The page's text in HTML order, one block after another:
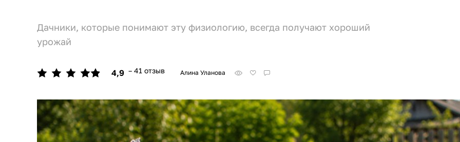
Дачники, которые понимают эту физиологию, всегда получают хороший
урожай
4,9 – 41 отзыв Алина Уланова